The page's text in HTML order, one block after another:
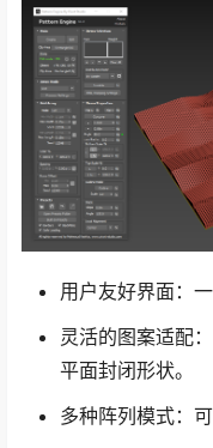
用户友好界面：
灵活的图案适配
平面封闭形状。
多种阵列模式：